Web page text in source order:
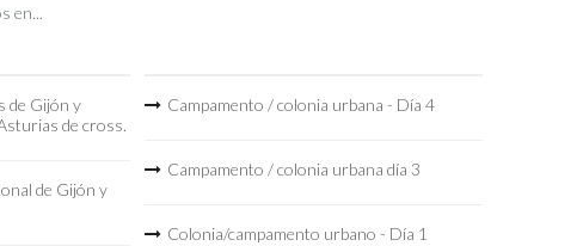
en...
de Gijón y
de cross.
de Gijón y
Campamento / colonia urbana - Día 4
Campamento / colonia urbana día 3
Colonia/campamento urbano - Día 1